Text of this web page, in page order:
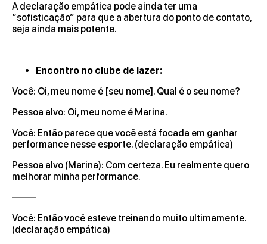
A declaração empática pode ainda ter uma
“sofisticação” para que a abertura do ponto de contato,
seja ainda mais potente.
Encontro no clube de lazer:
Você: Oi, meu nome é [seu nome]. Qual é o seu nome?
Pessoa alvo: Oi, meu nome é Marina.
Você: Então parece que você está focada em ganhar
performance nesse esporte. (declaração empática)
Pessoa alvo (Marina): Com certeza. Eu realmente quero
melhorar minha performance.
——–
Você: Então você esteve treinando muito ultimamente.
(declaração empática)